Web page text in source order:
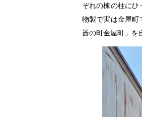
ぞれの棟の柱に
物製で実は金屋町
器の町金屋町」を